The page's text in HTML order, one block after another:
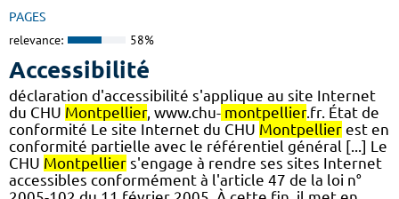
PAGES
relevance: 58%
Accessibilité
déclaration d'accessibilité s'applique au site Internet
du CHU Montpellier, www.chu- montpellier.fr. État de
conformité Le site Internet du CHU Montpellier est en
conformité partielle avec le référentiel général [...] Le
CHU Montpellier s'engage à rendre ses sites Internet
accessibles conformément à l'article 47 de la loi n°